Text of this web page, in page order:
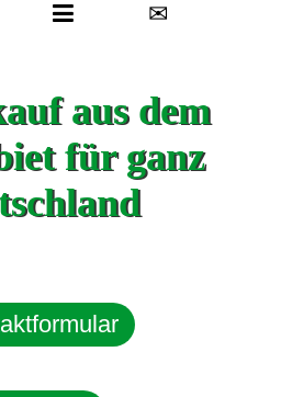
✉
aus dem
für ganz